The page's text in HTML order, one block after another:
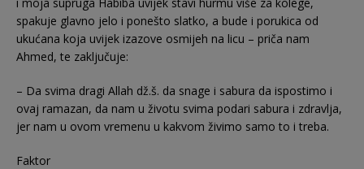
spakuje glavno jelo i ponešto slatko, a bude i porukica od
ukućana koja uvijek izazove osmijeh na licu – priča nam
Ahmed, te zaključuje:
– Da svima dragi Allah dž.š. da snage i sabura da ispostimo i
ovaj ramazan, da nam u životu svima podari sabura i zdravlja,
jer nam u ovom vremenu u kakvom živimo samo to i treba.
Faktor